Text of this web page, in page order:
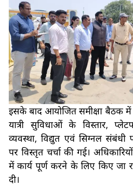
इसके बाद आयोजित समीक्षा बैठक
यात्री सुविधाओं के विस्तार,
व्यवस्था, विद्युत एवं सिग्नल संबंधी
पर विस्तृत चर्चा की गई।
में कार्य पूर्ण करने के लिए किए जा
दी।